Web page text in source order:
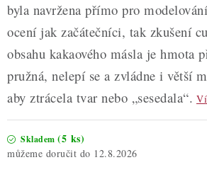
byla navržena přímo pro
ocení jak začátečníci, tak zkušení
obsahu kakaového másla je hmota
pružná, nelepí se a zvládne i větší
aby ztrácela tvar nebo „sesedala“.
Skladem (5 ks)
12.8.2026